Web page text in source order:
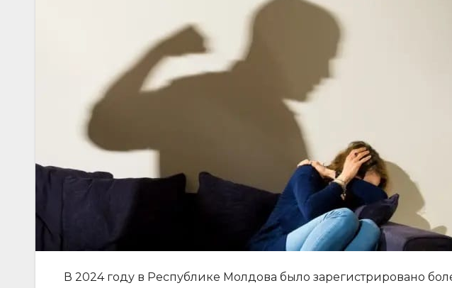
В 2024 году в Республике Молдова было зарегистрировано